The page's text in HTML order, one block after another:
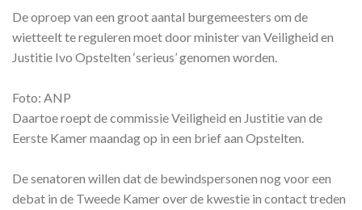
De oproep van een groot aantal burgemeesters om de
wietteelt te reguleren moet door minister van Veiligheid en
Justitie Ivo Opstelten ‘serieus’ genomen worden.
Foto: ANP
Daartoe roept de commissie Veiligheid en Justitie van de
Eerste Kamer maandag op in een brief aan Opstelten.
De senatoren willen dat de bewindspersonen nog voor een
debat in de Tweede Kamer over de kwestie in contact treden